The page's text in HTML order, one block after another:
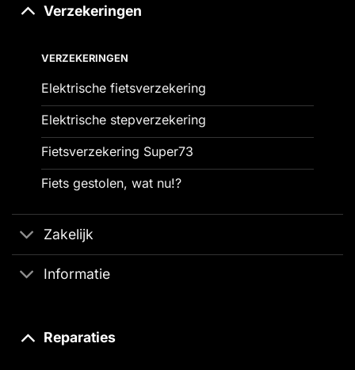
Verzekeringen
VERZEKERINGEN
Elektrische fietsverzekering
Elektrische stepverzekering
Fietsverzekering Super73
Fiets gestolen, wat nu!?
Zakelijk
Informatie
Reparaties